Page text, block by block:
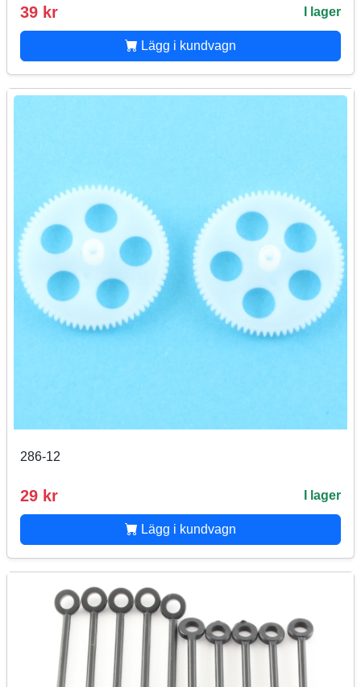
39 kr I lager
Lägg i kundvagn
286-12
29 kr I lager
Lägg i kundvagn